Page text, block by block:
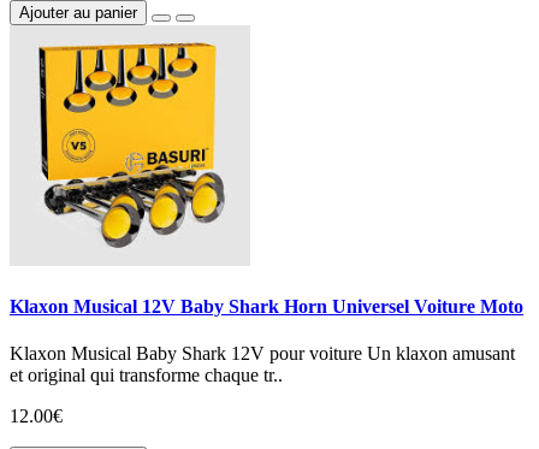
Ajouter au panier
Klaxon Musical 12V Baby Shark Horn Universel Voiture Moto
Klaxon Musical Baby Shark 12V pour voiture Un klaxon amusant
et original qui transforme chaque tr..
12.00€